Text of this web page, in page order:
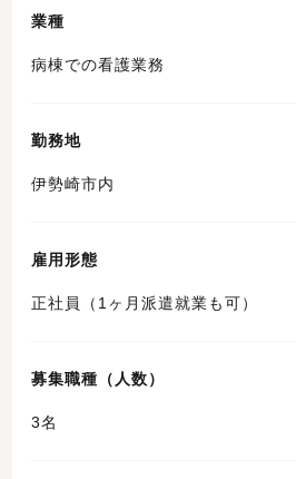
業種
病棟での看護業務
勤務地
伊勢崎市内
雇用形態
正社員（1ヶ月派遣就業も可）
募集職種（人数）
3名